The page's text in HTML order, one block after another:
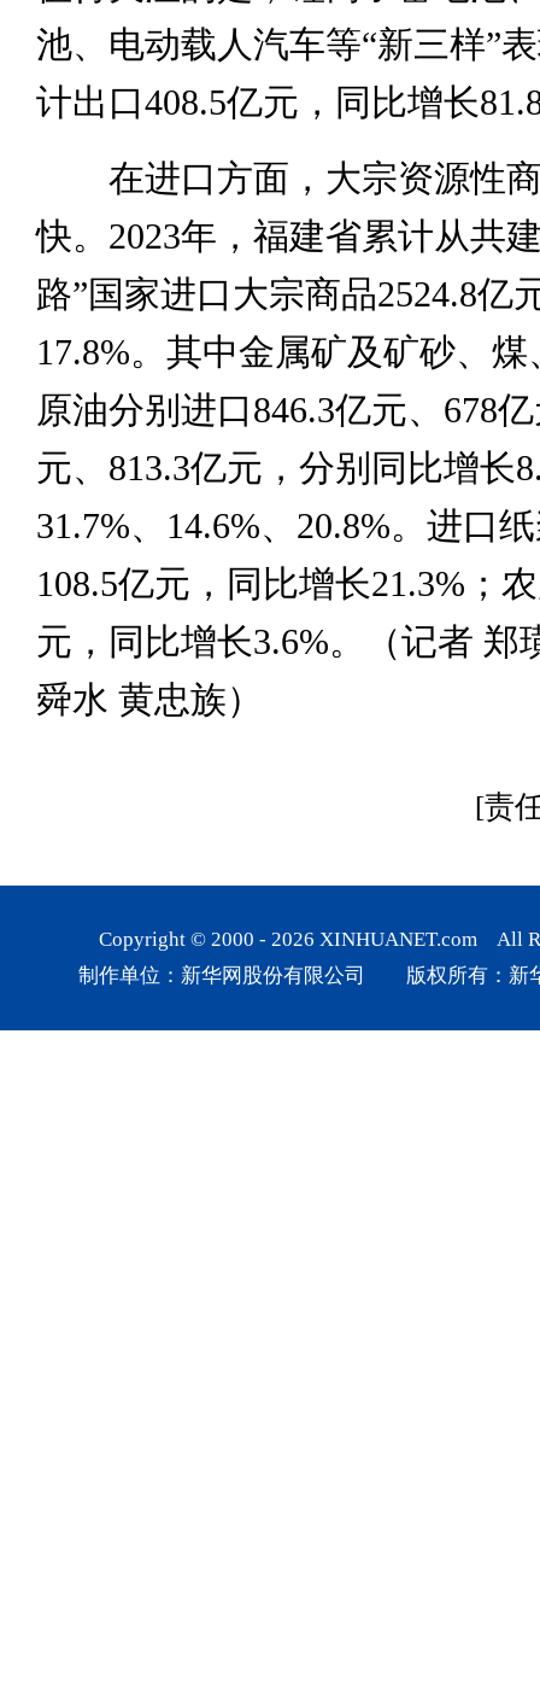
池、电动载人汽车等“新三样”
计出口408.5亿元，同比增长
在进口方面，大宗资源性商
快。2023年，福建省累计从共
路”国家进口大宗商品2524.8亿
17.8%。其中金属矿及矿砂、
原油分别进口846.3亿元、678
元、813.3亿元，分别同比增长
31.7%、14.6%、20.8%。进口
108.5亿元，同比增长21.3%；
元，同比增长3.6%。（记者 郑
舜水 黄忠族）
[责
Copyright © 2000 - 2026 XINHUANET.com All
制作单位：新华网股份有限公司 版权所有：新